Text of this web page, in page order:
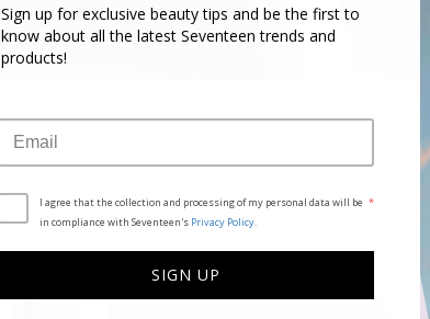
Sign up for exclusive beauty tips and be the first to
know about all the latest Seventeen trends and
products!
I agree that the collection and processing of my personal data will be
in compliance with Seventeen's Privacy Policy.
*
SIGN UP